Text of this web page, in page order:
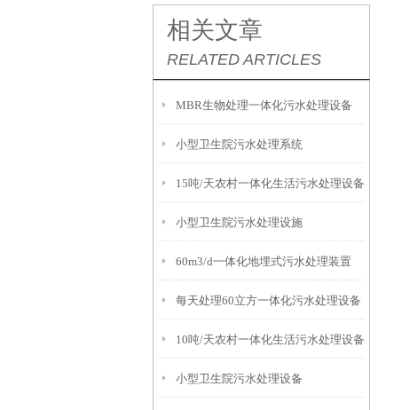
相关文章
RELATED ARTICLES
MBR生物处理一体化污水处理设备
小型卫生院污水处理系统
15吨/天农村一体化生活污水处理设备
小型卫生院污水处理设施
60m3/d一体化地埋式污水处理装置
每天处理60立方一体化污水处理设备
10吨/天农村一体化生活污水处理设备
小型卫生院污水处理设备